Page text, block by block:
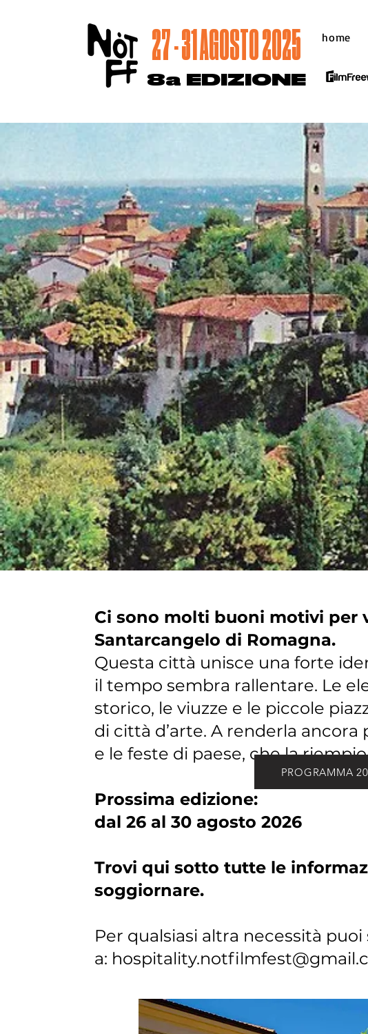
27 - 31 AGOSTO 2025
8a EDIZIONE
home
Ci sono molti buoni motivi per
Santarcangelo di Romagna.
Questa città unisce una forte
il tempo sembra rallentare. Le
storico, le viuzze e le piccole
di città d’arte. A renderla
e le feste di paese, che la
Prossima edizione:
dal 26 al 30 agosto 2026
Trovi qui sotto tutte le
soggiornare.
Per qualsiasi altra necessità puoi
a:
PROGRAMMA